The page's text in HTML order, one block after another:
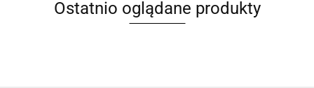
Ostatnio oglądane produkty